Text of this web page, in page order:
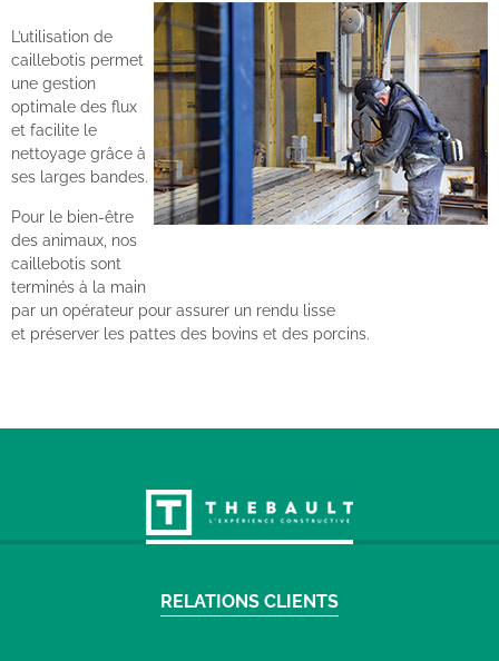
L’utilisation de
caillebotis permet
une gestion
optimale des flux
et facilite le
nettoyage grâce à
ses larges bandes.
Pour le bien-être
des animaux, nos
caillebotis sont
terminés à la main
par un opérateur pour assurer un rendu lisse
et préserver les pattes des bovins et des porcins.
RELATIONS CLIENTS